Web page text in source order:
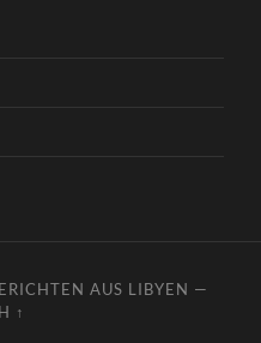
AUS LIBYEN —
↑